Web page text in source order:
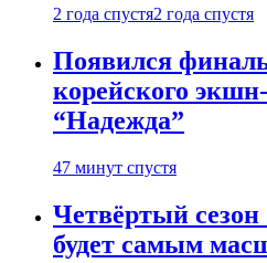
2 года спустя2 года спустя
Появился
корейского
“Надежда”
47 минут спустя
Четвёртый
будет самым